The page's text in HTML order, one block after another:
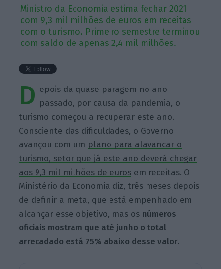
Ministro da Economia estima fechar 2021
com 9,3 mil milhões de euros em receitas
com o turismo. Primeiro semestre terminou
com saldo de apenas 2,4 mil milhões.
D epois da quase paragem no ano
passado, por causa da pandemia, o
turismo começou a recuperar este ano.
Consciente das dificuldades, o Governo
avançou com um plano para alavancar o
turismo, setor que já este ano deverá chegar
aos 9,3 mil milhões de euros em receitas. O
Ministério da Economia diz, três meses depois
de definir a meta, que está empenhado em
alcançar esse objetivo, mas os números
oficiais mostram que até junho o total
arrecadado está 75% abaixo desse valor.